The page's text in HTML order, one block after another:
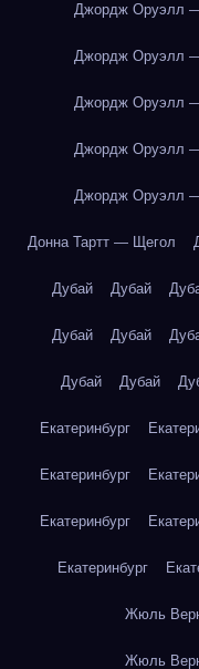
Джордж Оруэлл
Джордж Оруэлл
Джордж Оруэлл
Джордж Оруэлл
Джордж Оруэлл
Донна Тартт — Щегол
Дубай Дубай
Дубай Дубай
Дубай Дубай
Екатеринбург
Екатеринбург
Екатеринбург
Екатеринбург
Жюль
Жюль